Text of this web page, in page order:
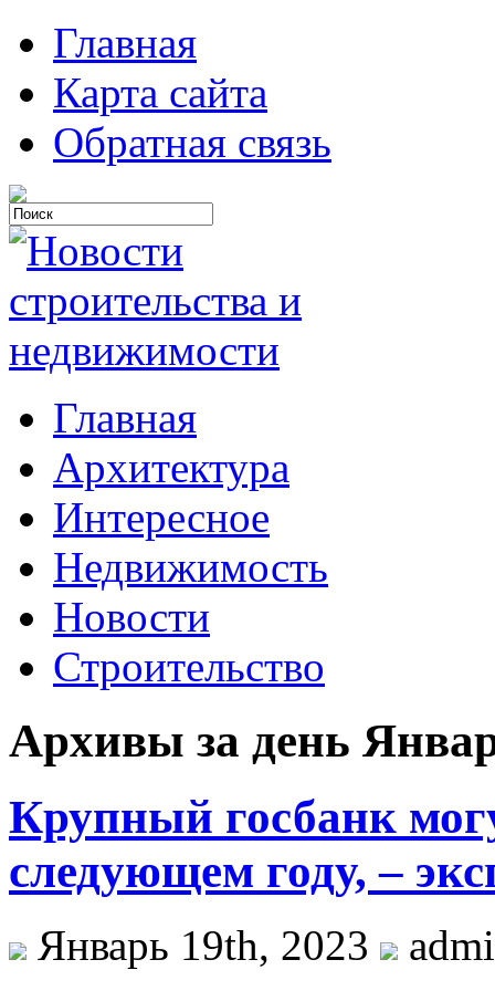
Главная
Карта сайта
Обратная связь
Главная
Архитектура
Интересное
Недвижимость
Новости
Строительство
Архивы за день
Крупный госбанк
следующем году, –
Январь 19th, 2023